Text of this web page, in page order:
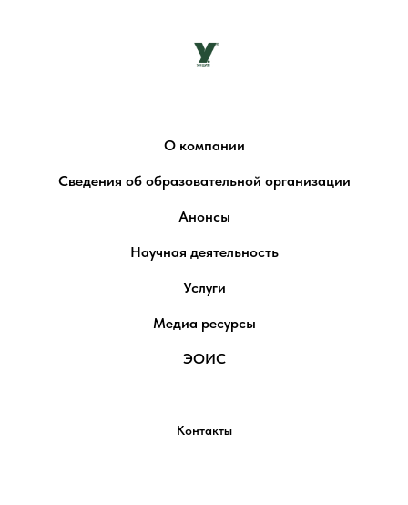
О компании
Сведения об образовательной организации
Анонсы
Научная деятельность
Услуги
Медиа ресурсы
ЭОИС
Контакты